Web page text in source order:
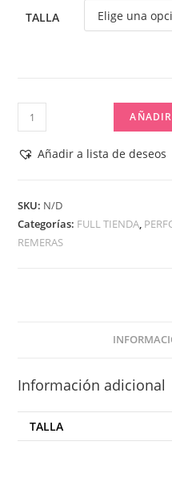
$1390.
TALLA
Top
Basic
ColorsAñadir a lista de deseos
SKU: N/D
Categorías: FULL TIENDA,
REMERAS
Información adicional
TALLA